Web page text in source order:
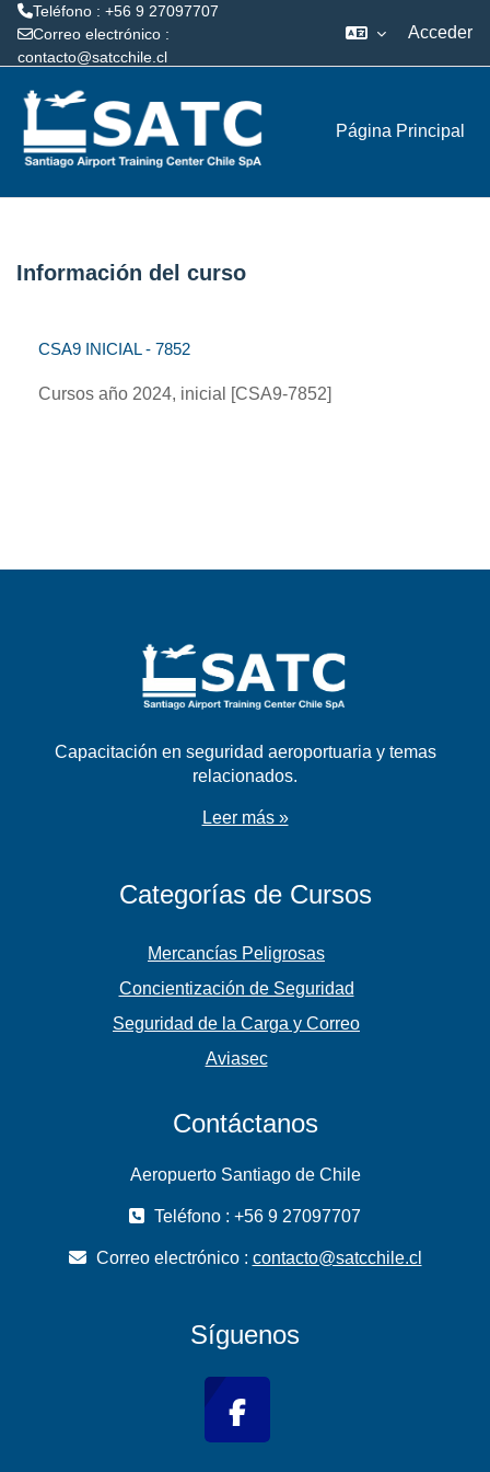
Teléfono : +56 9 27097707
Correo electrónico :
contacto@satcchile.cl
Acceder
Página Principal
Información del curso
CSA9 INICIAL - 7852
Cursos año 2024, inicial [CSA9-7852]
Capacitación en seguridad aeroportuaria y temas
relacionados.
Leer más »
Categorías de Cursos
Mercancías Peligrosas
Concientización de Seguridad
Seguridad de la Carga y Correo
Aviasec
Contáctanos
Aeropuerto Santiago de Chile
Teléfono : +56 9 27097707
Correo electrónico : contacto@satcchile.cl
Síguenos